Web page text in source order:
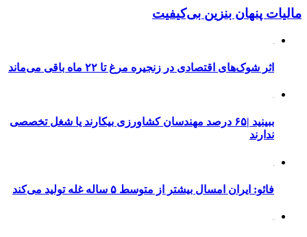
مالیات پنهان بنزین بی‌کیفیت
اثر شوک‌های اقتصادی در زنجیره مرغ تا ۲۲ ماه باقی می‌ماند
ببینید |۶۵ درصد مهندسان کشاورزی بیکارند یا شغل تخصصی
ندارند
فائو: ایران امسال بیشتر از متوسط ۵ ساله غله تولید می‌کند